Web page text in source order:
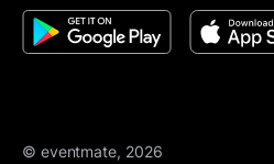
© eventmate, 2026